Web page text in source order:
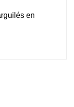
en